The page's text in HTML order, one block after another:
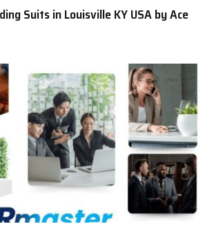
Suits in Louisville KY USA by Ace